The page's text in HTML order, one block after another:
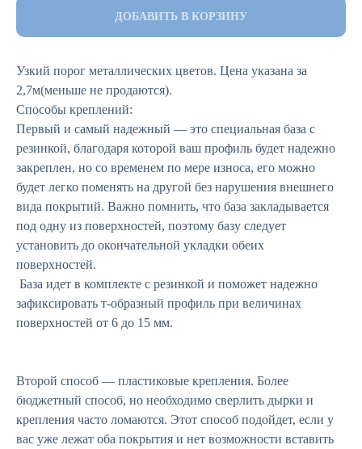
ДОБАВИТЬ В КОРЗИНУ
Узкий порог металлических цветов. Цена указана за
2,7м(меньше не продаются).
Способы креплений:
Первый и самый надежный — это специальная база с
резинкой, благодаря которой ваш профиль будет надежно
закреплен, но со временем по мере износа, его можно
будет легко поменять на другой без нарушения внешнего
вида покрытий. Важно помнить, что база закладывается
под одну из поверхностей, поэтому базу следует
установить до окончательной укладки обеих
поверхностей.
База идет в комплекте с резинкой и поможет надежно
зафиксировать т-образный профиль при величинах
поверхностей от 6 до 15 мм.
Второй способ — пластиковые крепления. Более
бюджетный способ, но необходимо сверлить дырки и
крепления часто ломаются. Этот способ подойдет, если у
вас уже лежат оба покрытия и нет возможности вставить